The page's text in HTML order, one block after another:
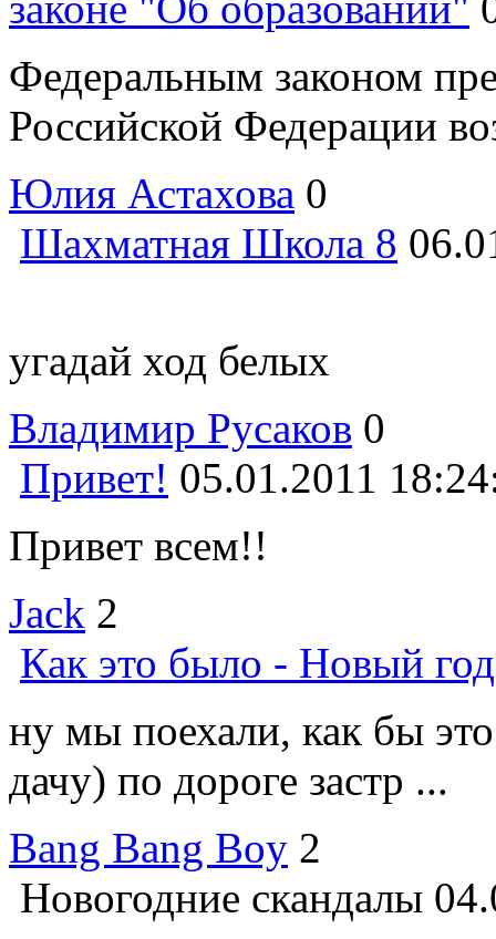
Федеральным законом
Российской Федерации
Юлия Астахова 0
Шахматная Школа 8
угадай ход белых
Владимир Русаков 0
Привет! 05.01.2011
Привет всем!!
Jack 2
Как это было - Новый
ну мы поехали, как бы
дачу) по дороге застр ...
Bang Bang Boy 2
Новогодние скандалы